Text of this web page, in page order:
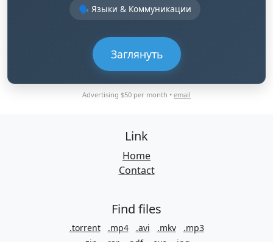
🗣️ Языки & Коммуникации
Заглянуть
Advertising $50 per month • email
Link
Home
Contact
Find files
.torrent .mp4 .avi .mkv
.mp3